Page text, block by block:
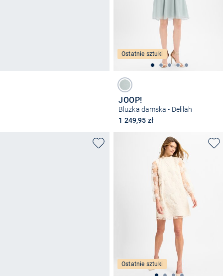
Ostatnie sztuki
JOOP!
Bluzka damska - Delilah
1 249,95 zł
Ostatnie sztuki